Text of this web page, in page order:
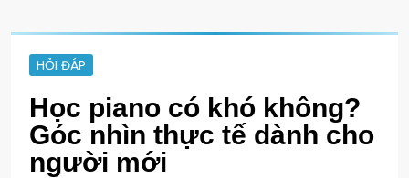
HỎI ĐÁP
Học piano có khó không?
Góc nhìn thực tế dành cho
người mới